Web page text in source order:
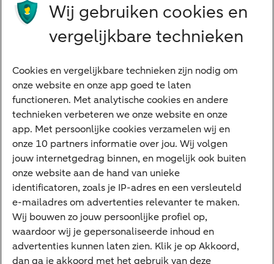
Preferred Banking
Digitale diensten
Internet Bankieren
ABN AMRO app
Tikkie
Apple Pay
Google Pay
Veilig bankieren
Meest gezocht
Hypotheek berekenen
Wij gebruiken cookies en
vergelijkbare technieken
Cookies en vergelijkbare technieken zijn nodig om
onze website en onze app goed te laten
functioneren. Met analytische cookies en andere
technieken verbeteren we onze website en onze
app. Met persoonlijke cookies verzamelen wij en
onze 10 partners informatie over jou. Wij volgen
jouw internetgedrag binnen, en mogelijk ook buiten
onze website aan de hand van unieke
identificatoren, zoals je IP-adres en een versleuteld
e-mailadres om advertenties relevanter te maken.
Wij bouwen zo jouw persoonlijke profiel op,
waardoor wij je gepersonaliseerde inhoud en
advertenties kunnen laten zien. Klik je op Akkoord,
dan ga je akkoord met het gebruik van deze